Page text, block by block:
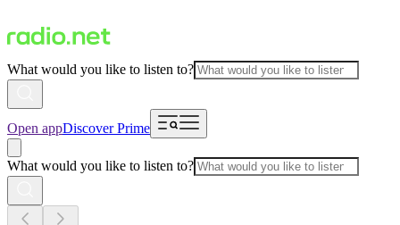
What would you like to listen to?
Open appDiscover Prime
What would you like to listen to?